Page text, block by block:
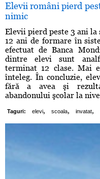
Elevii români pierd
nimic
Elevii pierd peste 3 ani la
12 ani de formare în
efectuat de Banca
dintre elevi sunt
terminat 12 clase.
înteleg. În concluzie,
fără a avea şi
abandonului şcolar la
Taguri: elevi, scoala, invatat,